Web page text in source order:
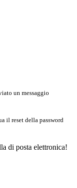
un messaggio
il reset della password
di posta elettronica!